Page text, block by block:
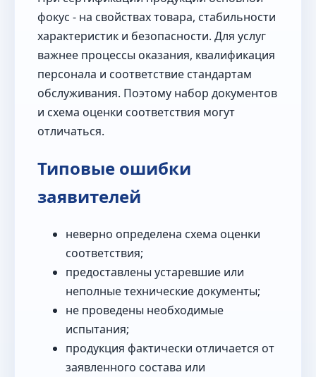
фокус - на свойствах товара, стабильности
характеристик и безопасности. Для услуг
важнее процессы оказания, квалификация
персонала и соответствие стандартам
обслуживания. Поэтому набор документов
и схема оценки соответствия могут
отличаться.
Типовые ошибки
заявителей
неверно определена схема оценки
соответствия;
предоставлены устаревшие или
неполные технические документы;
не проведены необходимые
испытания;
продукция фактически отличается от
заявленного состава или